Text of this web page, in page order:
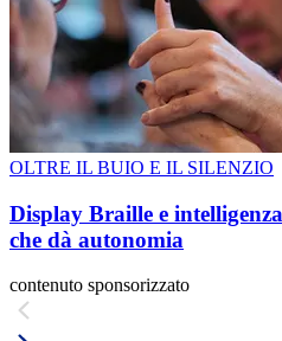
OLTRE IL BUIO E IL SILENZIO
Display Braille e
che dà autonomia
contenuto sponsorizzato